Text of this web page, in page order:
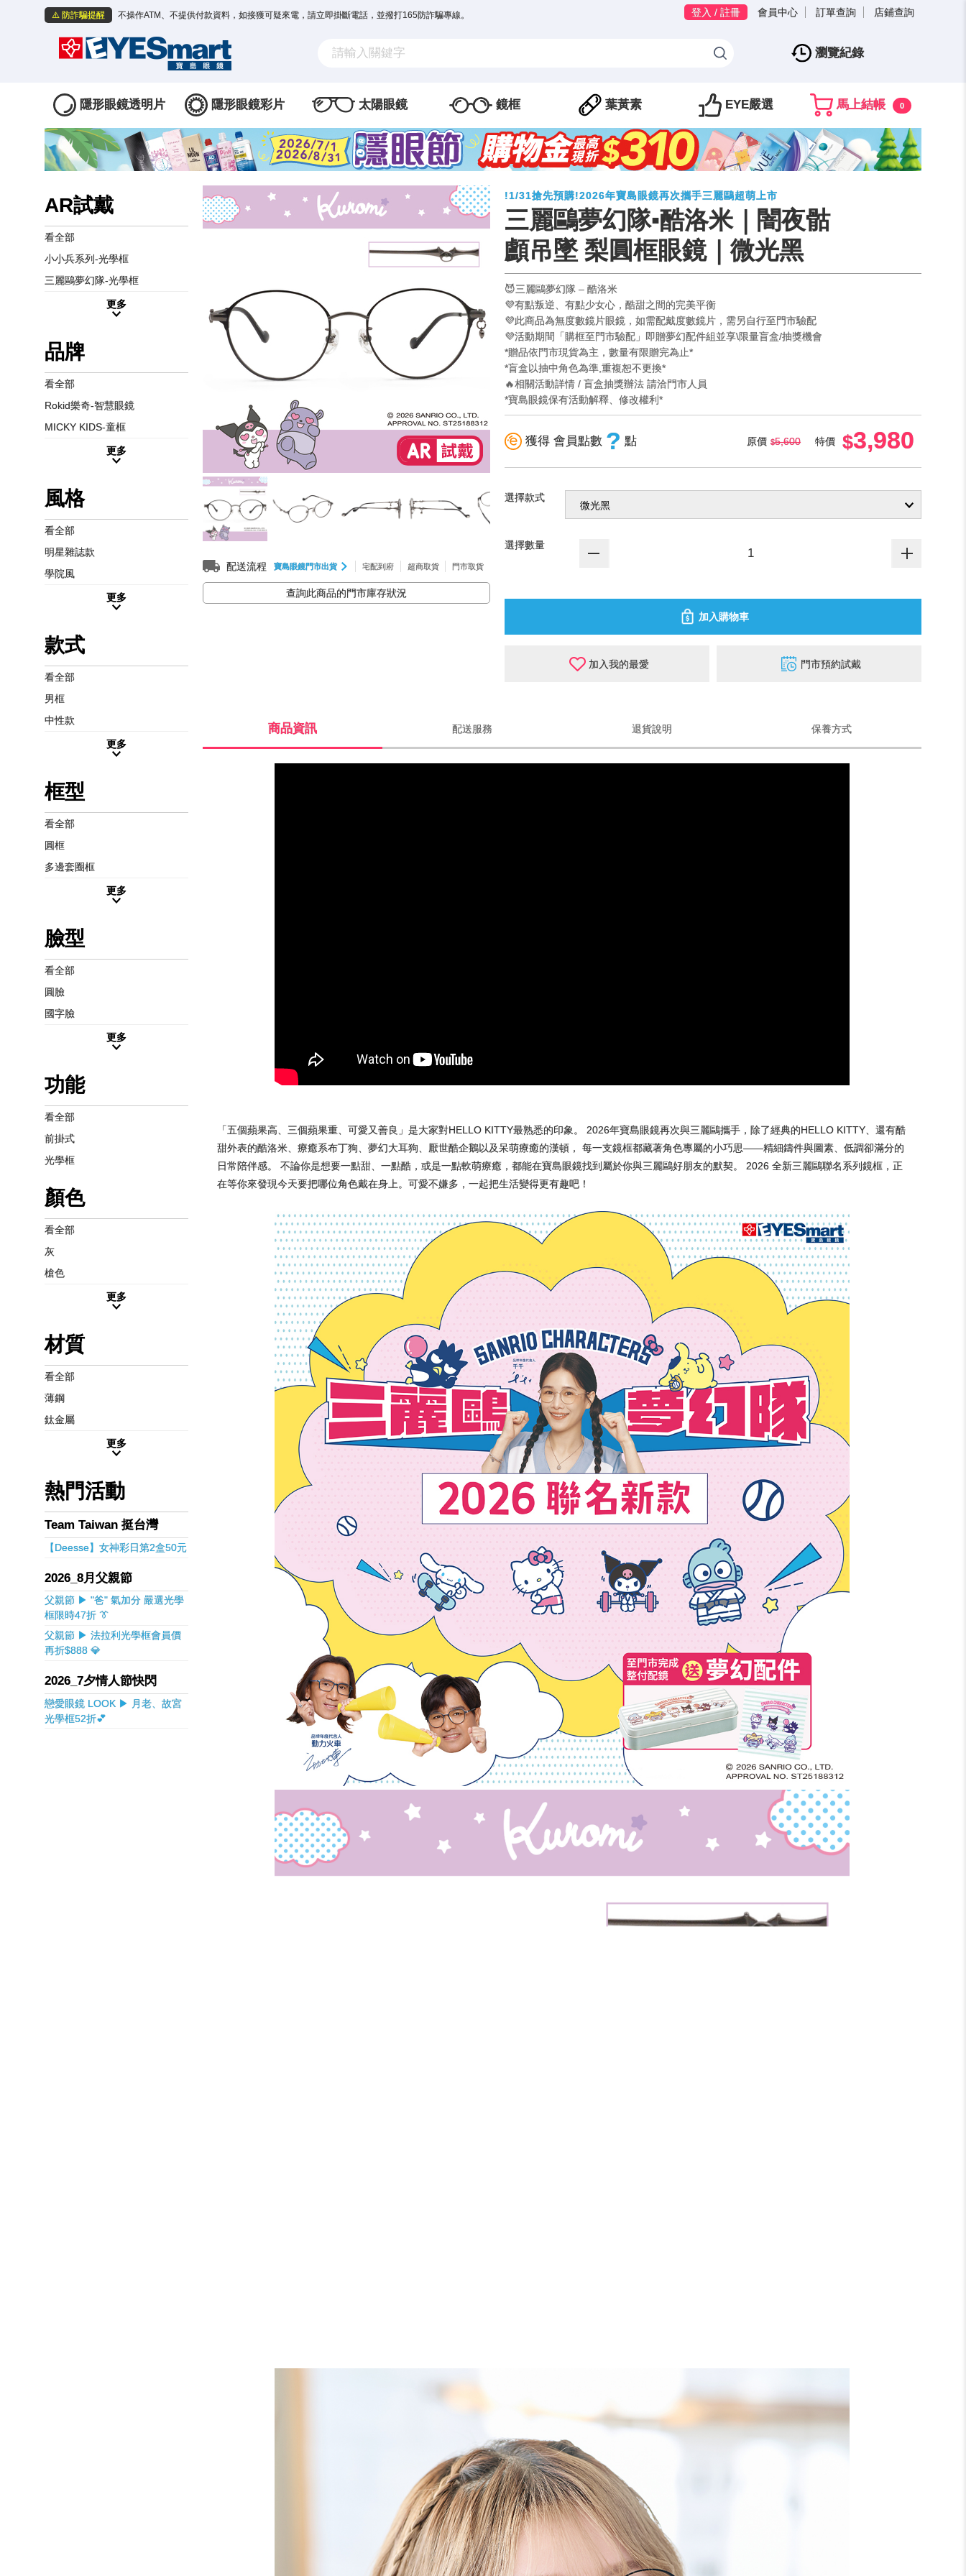
⚠️ 防詐騙提醒 不操作ATM、不提供付款資料，如接獲可疑來電，請立即掛斷電話，並撥打165防詐騙專線。 登入 / 註冊 會員中心 訂單查詢 店鋪查詢
瀏覽紀錄
隱形眼鏡透明片 隱形眼鏡彩片 太陽眼鏡 鏡框 葉黃素 EYE嚴選 馬上結帳 0
AR試戴
看全部
小小兵系列-光學框
三麗鷗夢幻隊-光學框
更多
品牌
看全部
Rokid樂奇-智慧眼鏡
MICKY KIDS-童框
更多
風格
看全部
明星雜誌款
學院風
更多
款式
看全部
男框
中性款
更多
框型
看全部
圓框
多邊套圈框
更多
臉型
看全部
圓臉
國字臉
更多
功能
看全部
前掛式
光學框
顏色
看全部
灰
槍色
更多
材質
看全部
薄鋼
鈦金屬
更多
熱門活動
Team Taiwan 挺台灣
【Deesse】女神彩日第2盒50元
2026_8月父親節
父親節 ▶ "爸" 氣加分 嚴選光學
框限時47折 👔
父親節 ▶ 法拉利光學框會員價
再折$888 💎
2026_7夕情人節快閃
戀愛眼鏡 LOOK ▶ 月老、故宮
光學框52折💕
配送流程 寶島眼鏡門市出貨 宅配到府 超商取貨 門市取貨
查詢此商品的門市庫存狀況
!1/31搶先預購!2026年寶島眼鏡再次攜手三麗鷗超萌上市
三麗鷗夢幻隊▪︎酷洛米｜闇夜骷
顱吊墜 梨圓框眼鏡｜微光黑
😈三麗鷗夢幻隊 – 酷洛米
💜有點叛逆、有點少女心，酷甜之間的完美平衡
💜此商品為無度數鏡片眼鏡，如需配戴度數鏡片，需另自行至門市驗配
💜活動期間「購框至門市驗配」即贈夢幻配件組並享\限量盲盒/抽獎機會
*贈品依門市現貨為主，數量有限贈完為止*
*盲盒以抽中角色為準,重複恕不更換*
🔥相關活動詳情 / 盲盒抽獎辦法 請洽門市人員
*寶島眼鏡保有活動解釋、修改權利*
獲得 會員點數 ? 點 原價 5,600 特價 3,980
選擇款式
選擇數量
加入購物車
加入我的最愛 門市預約試戴
商品資訊 配送服務 退貨說明 保養方式
「五個蘋果高、三個蘋果重、可愛又善良」是大家對HELLO KITTY最熟悉的印象。 2026年寶島眼鏡再次與三麗鷗攜手，除了經典的HELLO KITTY、還有酷
甜外表的酷洛米、療癒系布丁狗、夢幻大耳狗、厭世酷企鵝以及呆萌療癒的漢頓， 每一支鏡框都藏著角色專屬的小巧思——精細鑄件與圖素、低調卻滿分的
日常陪伴感。 不論你是想要一點甜、一點酷，或是一點軟萌療癒，都能在寶島眼鏡找到屬於你與三麗鷗好朋友的默契。 2026 全新三麗鷗聯名系列鏡框，正
在等你來發現今天要把哪位角色戴在身上。可愛不嫌多，一起把生活變得更有趣吧！